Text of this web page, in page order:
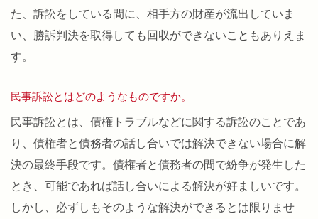
た、訴訟をしている間に、相手方の財産が流出していま
い、勝訴判決を取得しても回収ができないこともありえま
す。
民事訴訟とはどのようなものですか。
民事訴訟とは、債権トラブルなどに関する訴訟のことであ
り、債権者と債務者の話し合いでは解決できない場合に解
決の最終手段です。債権者と債務者の間で紛争が発生した
とき、可能であれば話し合いによる解決が好ましいです。
しかし、必ずしもそのような解決ができるとは限りませ